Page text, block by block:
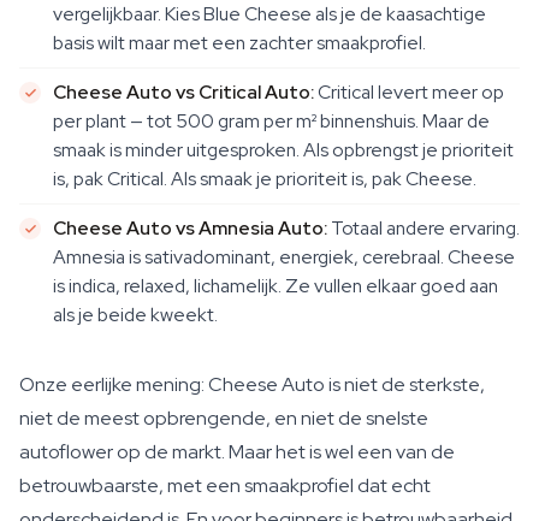
vergelijkbaar. Kies Blue Cheese als je de kaasachtige
basis wilt maar met een zachter smaakprofiel.
Cheese Auto vs Critical Auto:Critical levert meer op
per plant — tot 500 gram per m² binnenshuis. Maar de
smaak is minder uitgesproken. Als opbrengst je prioriteit
is, pak Critical. Als smaak je prioriteit is, pak Cheese.
Cheese Auto vs Amnesia Auto:Totaal andere ervaring.
Amnesia is sativadominant, energiek, cerebraal. Cheese
is indica, relaxed, lichamelijk. Ze vullen elkaar goed aan
als je beide kweekt.
Onze eerlijke mening: Cheese Auto is niet de sterkste,
niet de meest opbrengende, en niet de snelste
autoflower op de markt. Maar het is wel een van de
betrouwbaarste, met een smaakprofiel dat echt